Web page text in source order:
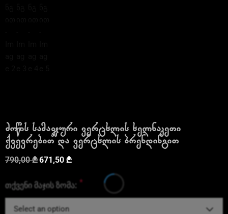
ძოწის სამაჯური ვერცხლის ხელნაკეთი
ქვევრებით და ვერცხლის ბრენდინგით
790,00₾671,50 ₾
თქვენი მაჯის ზომა: *
Select an option